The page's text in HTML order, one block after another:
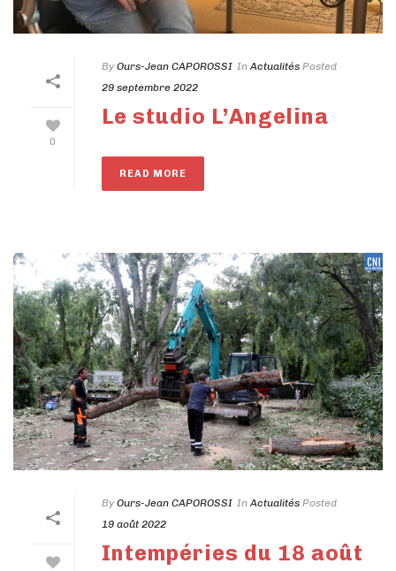
0
ByOurs-Jean CAPOROSSI InActualités Posted
29 septembre 2022
Le studio L’Angelina
READ MORE
ByOurs-Jean CAPOROSSI In Actualités Posted
19 août 2022
Intempéries du 18 août